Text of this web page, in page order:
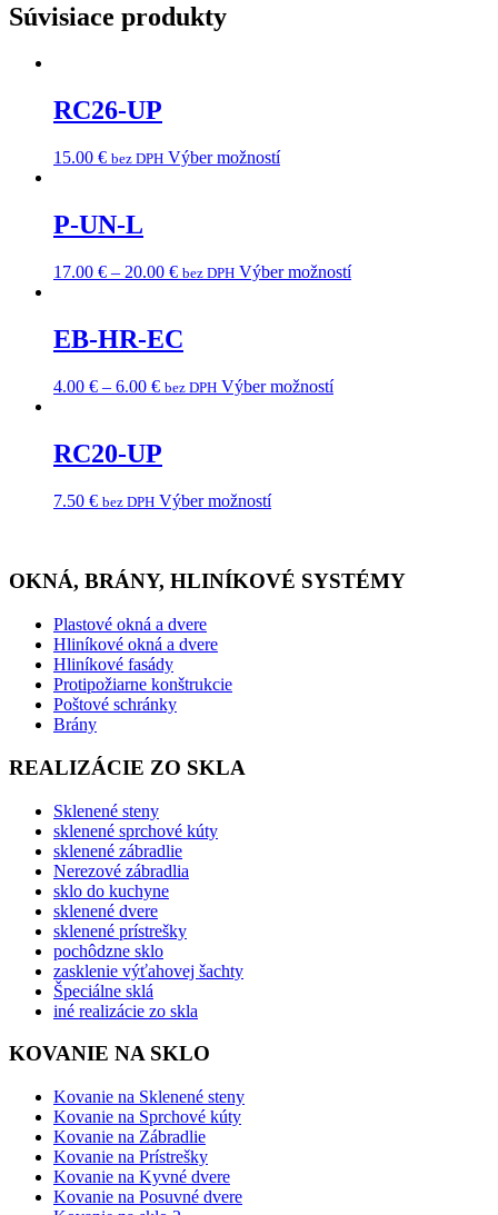
Súvisiace produkty
RC26-UP
15.00 € bez DPH Výber možností
P-UN-L
17.00 € – 20.00 € bez DPH Výber možností
EB-HR-EC
4.00 € – 6.00 € bez DPH Výber možností
RC20-UP
7.50 € bez DPH Výber možností
OKNÁ, BRÁNY, HLINÍKOVÉ SYSTÉMY
Plastové okná a dvere
Hliníkové okná a dvere
Hliníkové fasády
Protipožiarne konštrukcie
Poštové schránky
Brány
REALIZÁCIE ZO SKLA
Sklenené steny
sklenené sprchové kúty
sklenené zábradlie
Nerezové zábradlia
sklo do kuchyne
sklenené dvere
sklenené prístrešky
pochôdzne sklo
zasklenie výťahovej šachty
Špeciálne sklá
iné realizácie zo skla
KOVANIE NA SKLO
Kovanie na Sklenené steny
Kovanie na Sprchové kúty
Kovanie na Zábradlie
Kovanie na Prístrešky
Kovanie na Kyvné dvere
Kovanie na Posuvné dvere